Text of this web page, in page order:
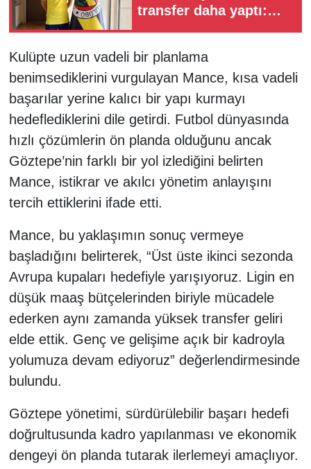
transfer daha yaptı:
Kulüpte uzun vadeli bir planlama
benimsediklerini vurgulayan Mance, kısa vadeli
başarılar yerine kalıcı bir yapı kurmayı
hedeflediklerini dile getirdi. Futbol dünyasında
hızlı çözümlerin ön planda olduğunu ancak
Göztepe’nin farklı bir yol izlediğini belirten
Mance, istikrar ve akılcı yönetim anlayışını
tercih ettiklerini ifade etti.
Mance, bu yaklaşımın sonuç vermeye
başladığını belirterek, “Üst üste ikinci sezonda
Avrupa kupaları hedefiyle yarışıyoruz. Ligin en
düşük maaş bütçelerinden biriyle mücadele
ederken aynı zamanda yüksek transfer geliri
elde ettik. Genç ve gelişime açık bir kadroyla
yolumuza devam ediyoruz” değerlendirmesinde
bulundu.
Göztepe yönetimi, sürdürülebilir başarı hedefi
doğrultusunda kadro yapılanması ve ekonomik
dengeyi ön planda tutarak ilerlemeyi amaçlıyor.